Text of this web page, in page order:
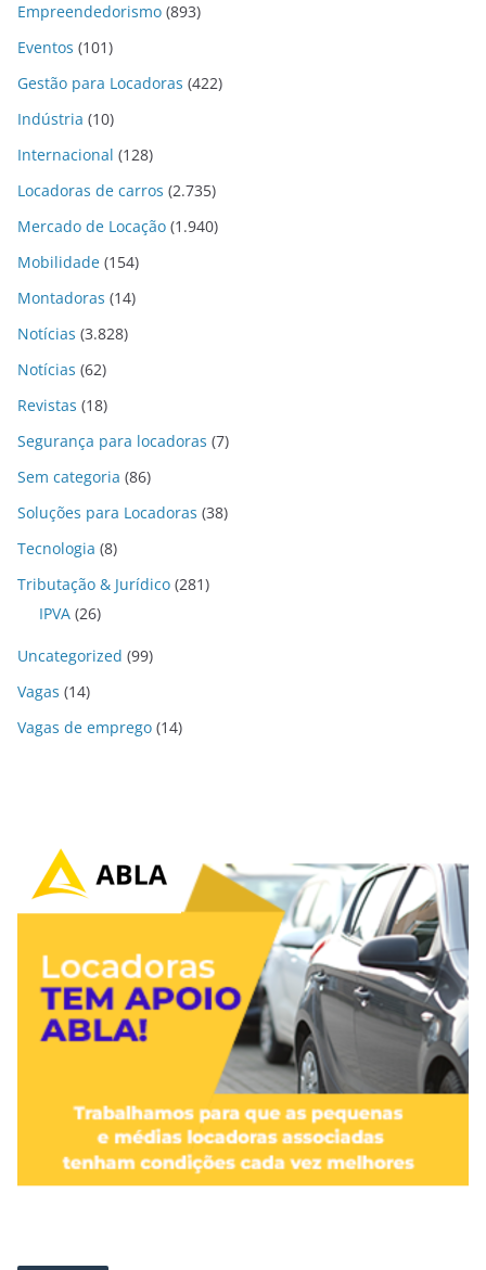
Empreendedorismo (893)
Eventos (101)
Gestão para Locadoras (422)
Indústria (10)
Internacional (128)
Locadoras de carros (2.735)
Mercado de Locação (1.940)
Mobilidade (154)
Montadoras (14)
Notícias (3.828)
Notícias (62)
Revistas (18)
Segurança para locadoras (7)
Sem categoria (86)
Soluções para Locadoras (38)
Tecnologia (8)
Tributação & Jurídico (281)
IPVA (26)
Uncategorized (99)
Vagas (14)
Vagas de emprego (14)